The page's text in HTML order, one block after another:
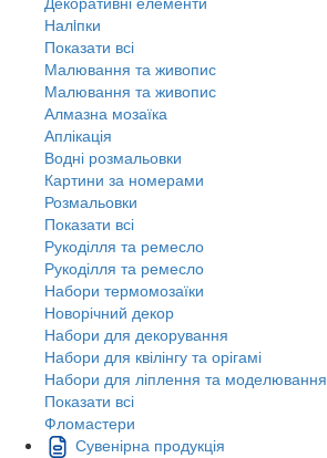
Налiпки
Показати всі
Малювання та живопис
Малювання та живопис
Алмазна мозаїка
Аплікація
Водні розмальовки
Картини за номерами
Розмальовки
Показати всі
Рукоділля та ремесло
Рукоділля та ремесло
Набори термомозаїки
Новорічний декор
Набори для декорування
Набори для квілінгу та орігамі
Набори для ліплення та моделювання
Показати всі
Фломастери
Сувенірна продукція